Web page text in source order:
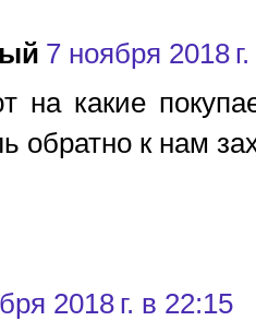
7 ноября 2018
на какие
обратно к нам
2018 г. в 22:15